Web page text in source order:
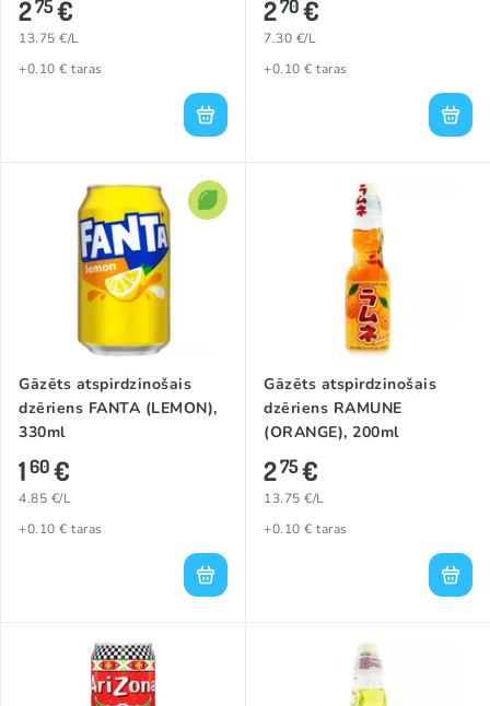
275€
13.75 €/L
+0.10 € taras
270€
7.30 €/L
+0.10 € taras
Gāzēts atspirdzinošais
dzēriens FANTA (LEMON),
330ml
160€
4.85 €/L
+0.10 € taras
Gāzēts atspirdzinošais
dzēriens RAMUNE
(ORANGE), 200ml
275€
13.75 €/L
+0.10 € taras